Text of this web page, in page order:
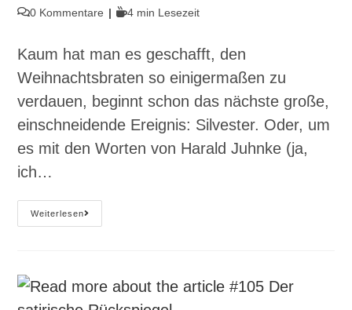
Autor:
veröffentlicht:
Beitrags-
0 Kommentare Lesedauer:
4 min Lesezeit
Kaum hat man es geschafft, den
Weihnachtsbraten so einigermaßen zu
verdauen, beginnt schon das nächste große,
einschneidende Ereignis: Silvester. Oder, um
es mit den Worten von Harald Juhnke (ja,
ich…
Weiterlesen#106
Between
Ganz